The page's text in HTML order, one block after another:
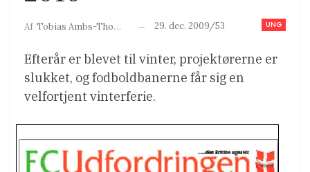
UNG
Af Tobias Ambs-Thomsen 29. dec. 2009/53
Efterår er blevet til vinter, projektørerne er
slukket, og fodboldbanerne får sig en
velfortjent vinterferie.